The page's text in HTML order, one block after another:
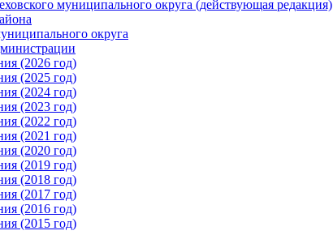
муниципального округа (действующая редакция)
округа
(2026 год)
(2025 год)
(2024 год)
(2023 год)
(2022 год)
(2021 год)
(2020 год)
(2019 год)
(2018 год)
(2017 год)
(2016 год)
(2015 год)